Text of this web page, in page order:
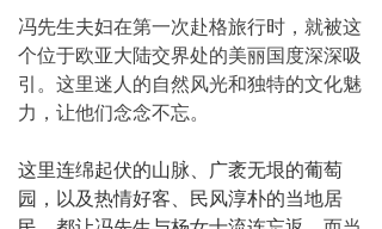
冯先生夫妇在第一次赴格旅行时，就被这
个位于欧亚大陆交界处的美丽国度深深吸
引。这里迷人的自然风光和独特的文化魅
力，让他们念念不忘。
这里连绵起伏的山脉、广袤无垠的葡萄
园，以及热情好客、民风淳朴的当地居